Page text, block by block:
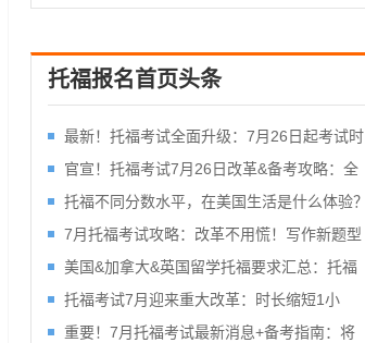
托福报名首页头条
最新！托福考试全面升级：7月26日起考试时
长将缩短至2小时内！接下来的备考该如何调
整？
官宣！托福考试7月26日改革&备考攻略：全
新升级！题型大变动！考试时长不到2小时！
托福不同分数水平，在美国生活是什么体验？
如何提高托福水平？
7月托福考试攻略：改革不用慌！写作新题型
Discussion Board全解析！
美国&加拿大&英国留学托福要求汇总：托福
发生大改革！新版托福如何正确备考？
托福考试7月迎来重大改革：时长缩短1小
时！取消加试！题型发生变化！
重要！7月托福考试最新消息+备考指南：将